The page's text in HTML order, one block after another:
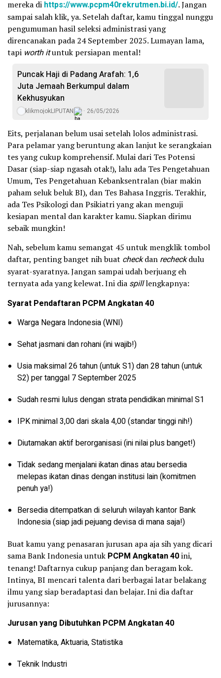
mereka di https://www.pcpm40rekrutmen.bi.id/. Jangan
sampai salah klik, ya. Setelah daftar, kamu tinggal nunggu
pengumuman hasil seleksi administrasi yang
direncanakan pada 24 September 2025. Lumayan lama,
tapi worth ituntuk persiapan mental!
Puncak Haji di Padang Arafah: 1,6
Juta Jemaah Berkumpul dalam
Kekhusyukan
klikmojokLIPUTAN 26/05/2026
Eits, perjalanan belum usai setelah lolos administrasi.
Para pelamar yang beruntung akan lanjut ke serangkaian
tes yang cukup komprehensif. Mulai dari Tes Potensi
Dasar (siap-siap ngasah otak!), lalu ada Tes Pengetahuan
Umum, Tes Pengetahuan Kebanksentralan (biar makin
paham seluk beluk BI), dan Tes Bahasa Inggris. Terakhir,
ada Tes Psikologi dan Psikiatri yang akan menguji
kesiapan mental dan karakter kamu. Siapkan dirimu
sebaik mungkin!
Nah, sebelum kamu semangat 45 untuk mengklik tombol
daftar, penting banget nih buat checkdan recheckdulu
syarat-syaratnya. Jangan sampai udah berjuang eh
ternyata ada yang kelewat. Ini dia spilllengkapnya:
Syarat Pendaftaran PCPM Angkatan 40
Warga Negara Indonesia (WNI)
Sehat jasmani dan rohani (ini wajib!)
Usia maksimal 26 tahun (untuk S1) dan 28 tahun (untuk
S2) per tanggal 7 September 2025
Sudah resmi lulus dengan strata pendidikan minimal S1
IPK minimal 3,00 dari skala 4,00 (standar tinggi nih!)
Diutamakan aktif berorganisasi (ini nilai plus banget!)
Tidak sedang menjalani ikatan dinas atau bersedia
melepas ikatan dinas dengan institusi lain (komitmen
penuh ya!)
Bersedia ditempatkan di seluruh wilayah kantor Bank
Indonesia (siap jadi pejuang devisa di mana saja!)
Buat kamu yang penasaran jurusan apa aja sih yang dicari
sama Bank Indonesia untuk PCPM Angkatan 40ini,
tenang! Daftarnya cukup panjang dan beragam kok.
Intinya, BI mencari talenta dari berbagai latar belakang
ilmu yang siap beradaptasi dan belajar. Ini dia daftar
jurusannya:
Jurusan yang Dibutuhkan PCPM Angkatan 40
Matematika, Aktuaria, Statistika
Teknik Industri